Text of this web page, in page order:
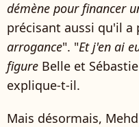
démène pour financer
précisant aussi qu'il a
arrogance". "Et j'en ai
figure Belle et
explique-t-il.
Mais désormais,